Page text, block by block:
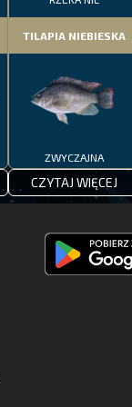
TILAPIA NIEBIESKA
ZWYCZAJNA
CZYTAJ WIĘCEJ